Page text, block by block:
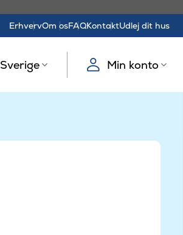
ErhvervOm osFAQKontaktUdlej dit hus
Sverige Min konto